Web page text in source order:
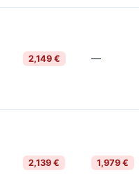
2,149 € —
2,139 € 1,979 €